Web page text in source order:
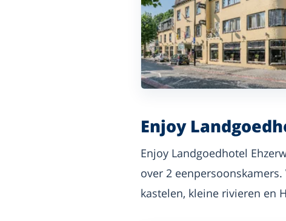
Enjoy
Enjoy Landgoedhotel
over 2
kastelen, kleine rivieren en